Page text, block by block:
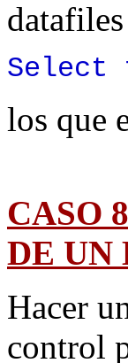
Select
los que
CASO
DE UN
Hacer
control